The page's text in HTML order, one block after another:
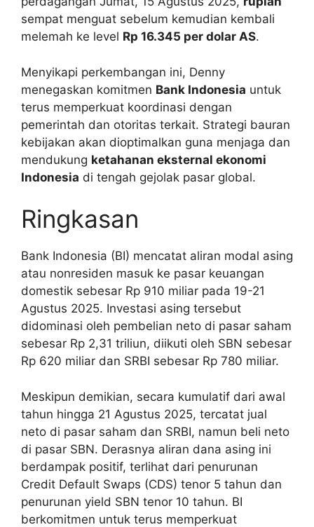
sempat menguat sebelum kemudian kembali
melemah ke level Rp 16.345 per dolar AS.
Menyikapi perkembangan ini, Denny
menegaskan komitmen Bank Indonesia untuk
terus memperkuat koordinasi dengan
pemerintah dan otoritas terkait. Strategi bauran
kebijakan akan dioptimalkan guna menjaga dan
mendukung ketahanan eksternal ekonomi
Indonesia di tengah gejolak pasar global.
Ringkasan
Bank Indonesia (BI) mencatat aliran modal asing
atau nonresiden masuk ke pasar keuangan
domestik sebesar Rp 910 miliar pada 19-21
Agustus 2025. Investasi asing tersebut
didominasi oleh pembelian neto di pasar saham
sebesar Rp 2,31 triliun, diikuti oleh SBN sebesar
Rp 620 miliar dan SRBI sebesar Rp 780 miliar.
Meskipun demikian, secara kumulatif dari awal
tahun hingga 21 Agustus 2025, tercatat jual
neto di pasar saham dan SRBI, namun beli neto
di pasar SBN. Derasnya aliran dana asing ini
berdampak positif, terlihat dari penurunan
Credit Default Swaps (CDS) tenor 5 tahun dan
penurunan yield SBN tenor 10 tahun. BI
berkomitmen untuk terus memperkuat